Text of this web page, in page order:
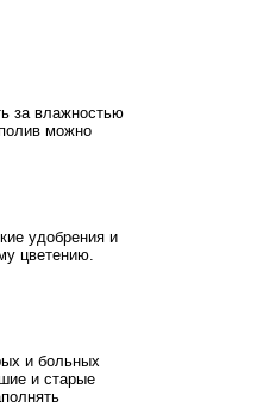
за влажностью
можно
удобрения и
цветению.
и больных
и старые